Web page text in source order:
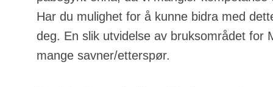
Har du mulighet for å kunne bidra med
deg. En slik utvidelse av bruksområdet for
mange savner/etterspør.